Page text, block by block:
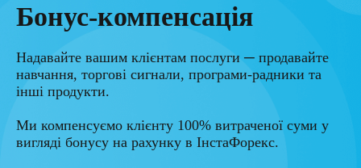
Бонус-компенсація
Надавайте вашим клієнтам послуги ─ продавайте
навчання, торгові сигнали, програми-радники та
інші продукти.
Ми компенсуємо клієнту 100% витраченої суми у
вигляді бонусу на рахунку в ІнстаФорекс.